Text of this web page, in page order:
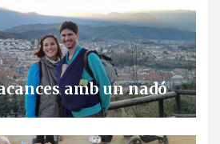
amb un nadó